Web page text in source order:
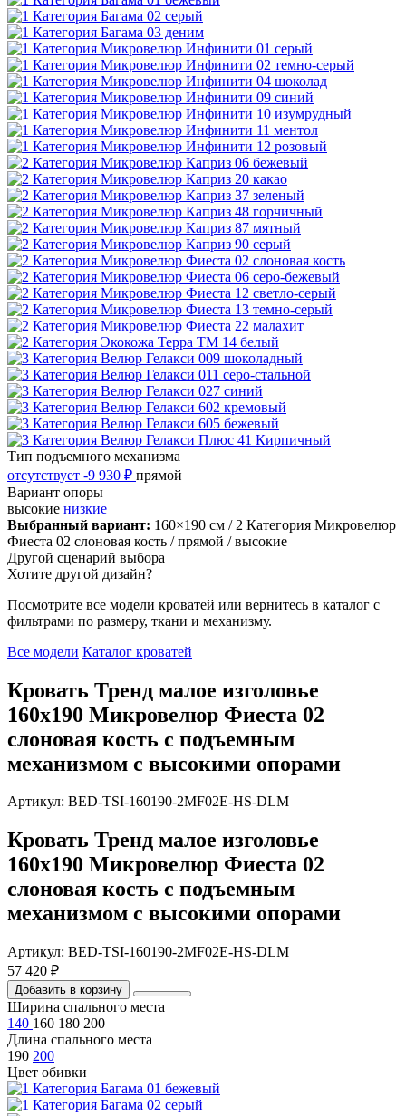
Тип подъемного механизма
отсутствует -9 930 ₽ прямой
Вариант опоры
высокие низкие
Выбранный вариант: 160×190 см / 2 Категория Микровелюр
Фиеста 02 слоновая кость / прямой / высокие
Другой сценарий выбора
Хотите другой дизайн?
Посмотрите все модели кроватей или вернитесь в каталог с
фильтрами по размеру, ткани и механизму.
Все модели Каталог кроватей
Кровать Тренд малое изголовье
160х190 Микровелюр Фиеста 02
слоновая кость с подъемным
механизмом с высокими опорами
Артикул: BED-TSI-160190-2MF02E-HS-DLM
Кровать Тренд малое изголовье
160х190 Микровелюр Фиеста 02
слоновая кость с подъемным
механизмом с высокими опорами
Артикул: BED-TSI-160190-2MF02E-HS-DLM
57 420 ₽
Добавить в корзину
Ширина спального места
140 160 180 200
Длина спального места
190 200
Цвет обивки